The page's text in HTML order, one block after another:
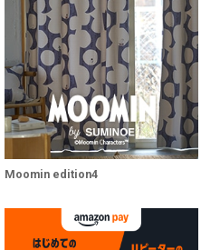
Moomin edition4